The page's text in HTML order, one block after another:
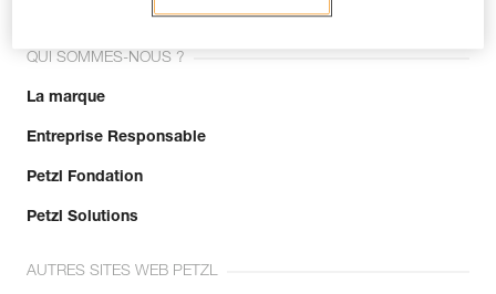
QUI SOMMES-NOUS ?
La marque
Entreprise Responsable
Petzl Fondation
Petzl Solutions
AUTRES SITES WEB PETZL